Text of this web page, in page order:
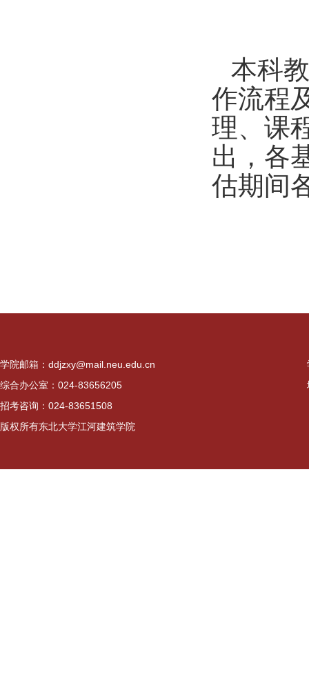
本科
作流程
理、课
出 ， 各
估期间
学院邮箱：ddjzxy@mail.neu.edu.cn
综合办公室：024-83656205
招考咨询：024-83651508
版权所有东北大学江河建筑学院